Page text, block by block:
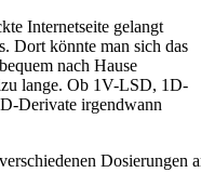
Internetseite gelangt
Dort könnte man sich das
nach Hause
lange. Ob 1V-LSD, 1D-
Derivate irgendwann